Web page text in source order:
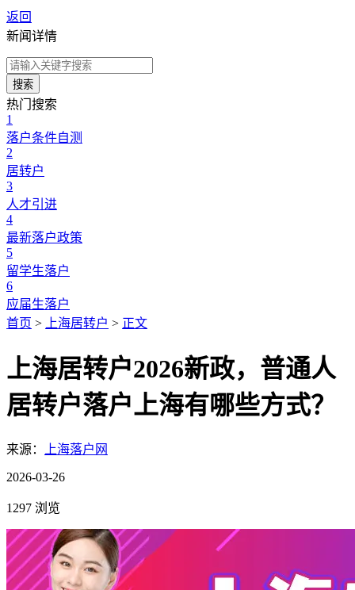
返回
新闻详情
搜索
热门搜索
1
落户条件自测
2
居转户
3
人才引进
4
最新落户政策
5
留学生落户
6
应届生落户
首页 > 上海居转户 > 正文
上海居转户2026新政，普通人
居转户落户上海有哪些方式？
来源： 上海落户网
2026-03-26
1297 浏览